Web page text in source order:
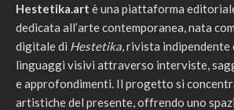
Hestetika.art è una piattaforma
dedicata all’arte contemporanea, nata
digitale di Hestetika, rivista indipendente
linguaggi visivi attraverso interviste,
e approfondimenti. Il progetto si
artistiche del presente, offrendo uno